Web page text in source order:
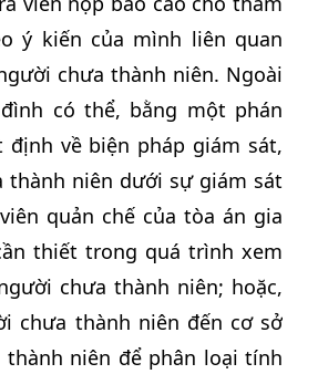
ý kiến của mình liên quan
chưa thành niên. Ngoài
có thể, bằng một phán
định về biện pháp giám sát,
thành niên dưới sự giám sát
quản chế của tòa án gia
thiết trong quá trình xem
chưa thành niên; hoặc,
chưa thành niên đến cơ sở
thành niên để phân loại tính